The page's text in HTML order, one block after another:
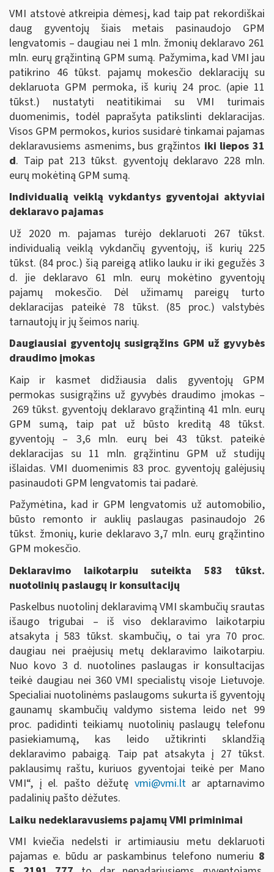
VMI atstovė atkreipia dėmesį, kad taip pat rekordiškai
daug gyventojų šiais metais pasinaudojo GPM
lengvatomis – daugiau nei 1 mln. žmonių deklaravo 261
mln. eurų grąžintiną GPM sumą. Pažymima, kad VMI jau
patikrino 46 tūkst. pajamų mokesčio deklaracijų su
deklaruota GPM permoka, iš kurių 24 proc. (apie 11
tūkst.) nustatyti neatitikimai su VMI turimais
duomenimis, todėl paprašyta patikslinti deklaracijas.
Visos GPM permokos, kurios susidarė tinkamai pajamas
deklaravusiems asmenims, bus grąžintos iki liepos 31
d. Taip pat 213 tūkst. gyventojų deklaravo 228 mln.
eurų mokėtiną GPM sumą.
Individualią veiklą vykdantys gyventojai aktyviai
deklaravo pajamas
Už 2020 m. pajamas turėjo deklaruoti 267 tūkst.
individualią veiklą vykdančių gyventojų, iš kurių 225
tūkst. (84 proc.) šią pareigą atliko lauku ir iki gegužės 3
d. jie deklaravo 61 mln. eurų mokėtino gyventojų
pajamų mokesčio. Dėl užimamų pareigų turto
deklaracijas pateikė 78 tūkst. (85 proc.) valstybės
tarnautojų ir jų šeimos narių.
Daugiausiai gyventojų susigrąžins GPM už gyvybės
draudimo įmokas
Kaip ir kasmet didžiausia dalis gyventojų GPM
permokas susigrąžins už gyvybės draudimo įmokas –
269 tūkst. gyventojų deklaravo grąžintiną 41 mln. eurų
GPM sumą, taip pat už būsto kreditą 48 tūkst.
gyventojų – 3,6 mln. eurų bei 43 tūkst. pateikė
deklaracijas su 11 mln. grąžintinu GPM už studijų
išlaidas. VMI duomenimis 83 proc. gyventojų galėjusių
pasinaudoti GPM lengvatomis tai padarė.
Pažymėtina, kad ir GPM lengvatomis už automobilio,
būsto remonto ir auklių paslaugas pasinaudojo 26
tūkst. žmonių, kurie deklaravo 3,7 mln. eurų grąžintino
GPM mokesčio.
Deklaravimo laikotarpiu suteikta 583 tūkst.
nuotolinių paslaugų ir konsultacijų
Paskelbus nuotolinį deklaravimą VMI skambučių srautas
išaugo trigubai – iš viso deklaravimo laikotarpiu
atsakyta į 583 tūkst. skambučių, o tai yra 70 proc.
daugiau nei praėjusių metų deklaravimo laikotarpiu.
Nuo kovo 3 d. nuotolines paslaugas ir konsultacijas
teikė daugiau nei 360 VMI specialistų visoje Lietuvoje.
Specialiai nuotolinėms paslaugoms sukurta iš gyventojų
gaunamų skambučių valdymo sistema leido net 99
proc. padidinti teikiamų nuotolinių paslaugų telefonu
pasiekiamumą, kas leido užtikrinti sklandžią
deklaravimo pabaigą. Taip pat atsakyta į 27 tūkst.
paklausimų raštu, kuriuos gyventojai teikė per Mano
VMI“, į el. pašto dėžutę vmi@vmi.ltar aptarnavimo
padalinių pašto dėžutes.
Laiku nedeklaravusiems pajamų VMI priminimai
VMI kviečia nedelsti ir artimiausiu metu deklaruoti
pajamas e. būdu ar paskambinus telefono numeriu 8